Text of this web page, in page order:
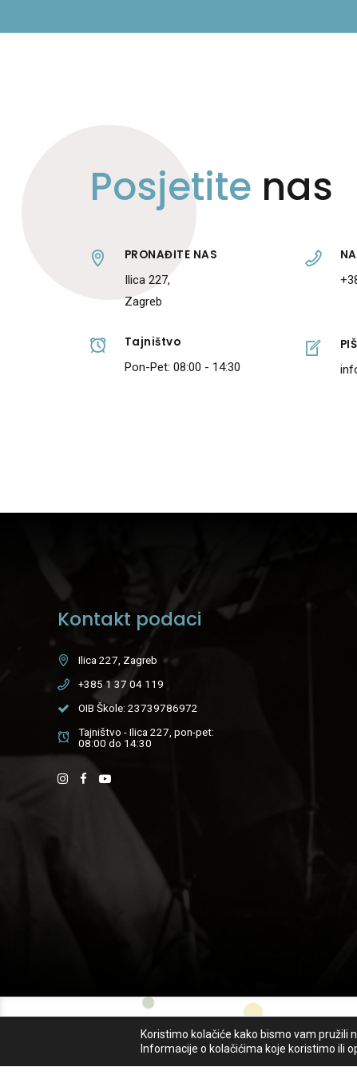
Posjetite nas
PRONAĐITE NAS
Ilica 227,
Zagreb
Tajništvo
Pon-Pet: 08:00 - 14:30
Kontakt podaci
Ilica 227, Zagreb
+385 1 37 04 119
OIB Škole: 23739786972
Tajništvo - Ilica 227, pon-pet:
08:00 do 14:30
Sva prava pridržana - Osnovna glazbena škola Ivana
Koristimo kolačiće kako bismo vam pružili
Informacije o kolačićima koje koristimo ili